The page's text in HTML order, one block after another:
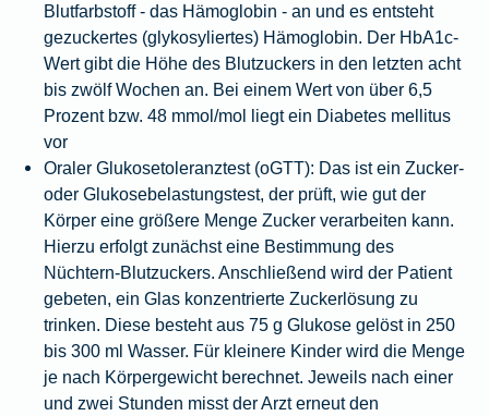
Blutfarbstoff - das Hämoglobin - an und es entsteht
gezuckertes (glykosyliertes) Hämoglobin. Der HbA1c-
Wert gibt die Höhe des Blutzuckers in den letzten acht
bis zwölf Wochen an. Bei einem Wert von über 6,5
Prozent bzw. 48 mmol/mol liegt ein Diabetes mellitus
vor
Oraler Glukosetoleranztest (oGTT): Das ist ein Zucker-
oder Glukosebelastungstest, der prüft, wie gut der
Körper eine größere Menge Zucker verarbeiten kann.
Hierzu erfolgt zunächst eine Bestimmung des
Nüchtern-Blutzuckers. Anschließend wird der Patient
gebeten, ein Glas konzentrierte Zuckerlösung zu
trinken. Diese besteht aus 75 g Glukose gelöst in 250
bis 300 ml Wasser. Für kleinere Kinder wird die Menge
je nach Körpergewicht berechnet. Jeweils nach einer
und zwei Stunden misst der Arzt erneut den